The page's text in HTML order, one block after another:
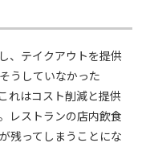
、テイクアウトを提供
うしていなかった
れはコスト削減と提供
レストランの店内飲食
残ってしまうことにな